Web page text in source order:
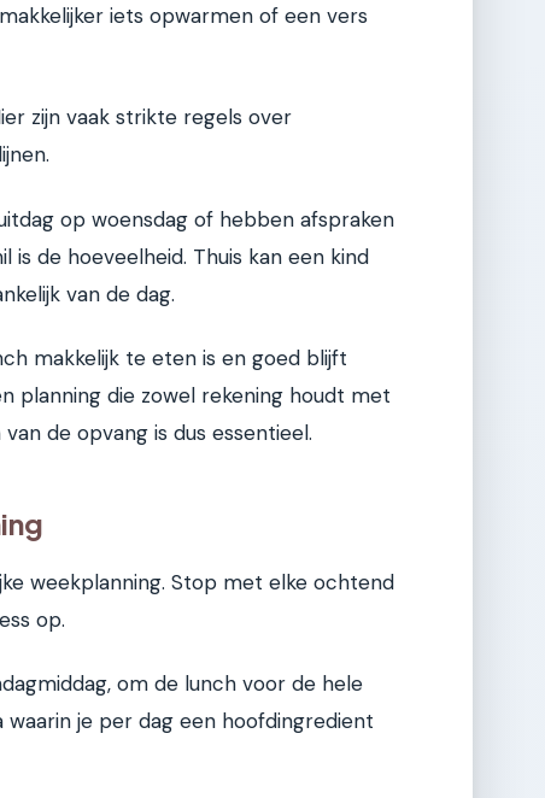
iets opwarmen of een vers
zijn vaak strikte regels over
op woensdag of hebben afspraken
is de hoeveelheid. Thuis kan een kind
van de dag.
makkelijk te eten is en goed blijft
planning die zowel rekening houdt met
de opvang is dus essentieel.
weekplanning. Stop met elke ochtend
op.
om de lunch voor de hele
je per dag een hoofdingredient